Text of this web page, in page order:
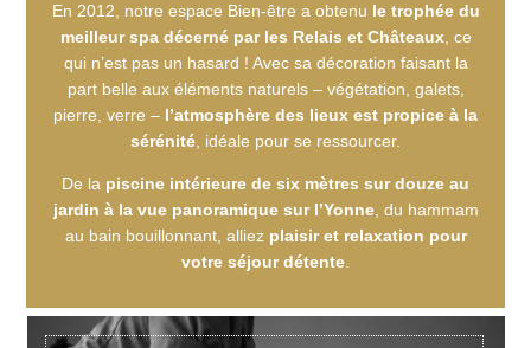
En 2012, notre espace Bien-être a obtenu le trophée du
meilleur spa décerné par les Relais et Châteaux, ce
qui n’est pas un hasard ! Avec sa décoration faisant la
part belle aux éléments naturels – végétation, galets,
pierre, verre – l’atmosphère des lieux est propice à la
sérénité , idéale pour se ressourcer.
De la piscine intérieure de six mètres sur douze au
jardin à la vue panoramique sur l’Yonne, du hammam
au bain bouillonnant, alliez plaisir et relaxation pour
votre séjour détente